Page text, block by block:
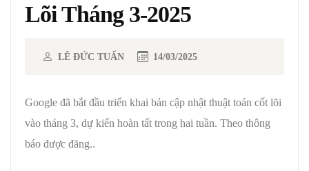
Lõi Tháng 3-2025
LÊ ĐỨC TUẤN 14/03/2025
Google đã bắt đầu triển khai bản cập nhật thuật toán cốt lõi
vào tháng 3, dự kiến ​​hoàn tất trong hai tuần. Theo thông
báo được đăng..